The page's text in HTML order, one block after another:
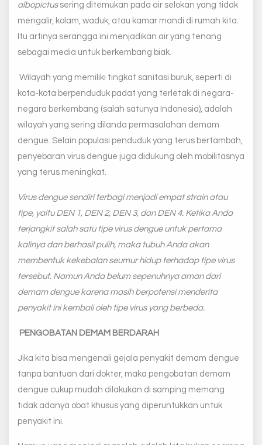
albopictussering ditemukan pada air selokan yang tidak
mengalir, kolam, waduk, atau kamar mandi di rumah kita.
Itu artinya serangga ini menjadikan air yang tenang
sebagai media untuk berkembang biak.
Wilayah yang memiliki tingkat sanitasi buruk, seperti di
kota-kota berpenduduk padat yang terletak di negara-
negara berkembang (salah satunya Indonesia), adalah
wilayah yang sering dilanda permasalahan demam
dengue. Selain populasi penduduk yang terus bertambah,
penyebaran virus dengue juga didukung oleh mobilitasnya
yang terus meningkat.
Virus dengue sendiri terbagi menjadi empatstrainatau
tipe, yaitu DEN 1, DEN 2, DEN 3, dan DEN 4. Ketika Anda
terjangkit salah satu tipe virus dengue untuk pertama
kalinya dan berhasil pulih, maka tubuh Anda akan
membentuk kekebalan seumur hidup terhadap tipe virus
tersebut. Namun Anda belum sepenuhnya aman dari
demam dengue karena masih berpotensi menderita
penyakit ini kembali oleh tipe virus yang berbeda.
PENGOBATAN DEMAM BERDARAH
Jika kita bisa mengenali gejala penyakit demam dengue
tanpa bantuan dari dokter, maka pengobatan demam
dengue cukup mudah dilakukan di samping memang
tidak adanya obat khusus yang diperuntukkan untuk
penyakit ini.